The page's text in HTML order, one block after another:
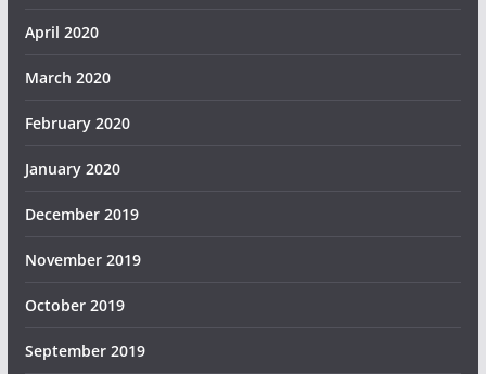
April 2020
March 2020
February 2020
January 2020
December 2019
November 2019
October 2019
September 2019